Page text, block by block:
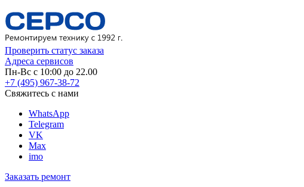
Проверить статус заказа
Адреса сервисов
Пн-Вс с 10:00 до 22.00
+7 (495) 967-38-72
Свяжитесь с нами
WhatsApp
Telegram
VK
Max
imo
Заказать ремонт